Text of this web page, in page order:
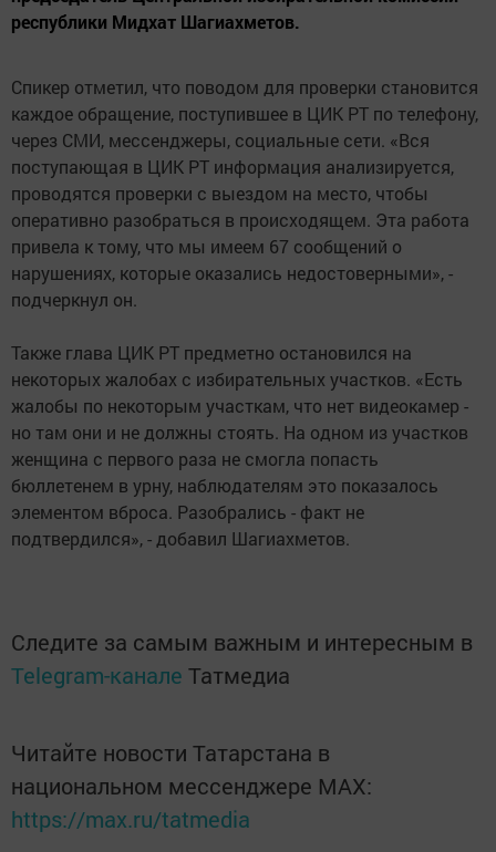
республики Мидхат Шагиахметов.
Спикер отметил, что поводом для проверки становится
каждое обращение, поступившее в ЦИК РТ по телефону,
через СМИ, мессенджеры, социальные сети. «Вся
поступающая в ЦИК РТ информация анализируется,
проводятся проверки с выездом на место, чтобы
оперативно разобраться в происходящем. Эта работа
привела к тому, что мы имеем 67 сообщений о
нарушениях, которые оказались недостоверными», -
подчеркнул он.
Также глава ЦИК РТ предметно остановился на
некоторых жалобах с избирательных участков. «Есть
жалобы по некоторым участкам, что нет видеокамер -
но там они и не должны стоять. На одном из участков
женщина с первого раза не смогла попасть
бюллетенем в урну, наблюдателям это показалось
элементом вброса. Разобрались - факт не
подтвердился», - добавил Шагиахметов.
Следите за самым важным и интересным в
Telegram-канале Татмедиа
Читайте новости Татарстана в
национальном мессенджере MАХ:
https://max.ru/tatmedia